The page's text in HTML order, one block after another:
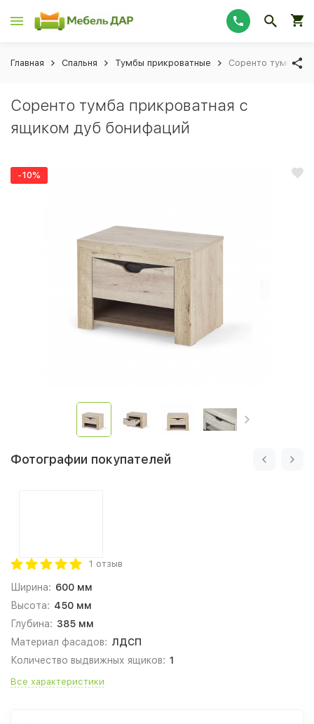
Главная Спальня Тумбы прикроватные Соренто тумба
Соренто тумба прикроватная с
ящиком дуб бонифаций
-10%
Фотографии покупателей
1 отзыв
Ширина: 600 мм
Высота: 450 мм
Глубина: 385 мм
Материал фасадов: ЛДСП
Количество выдвижных ящиков: 1
Все характеристики